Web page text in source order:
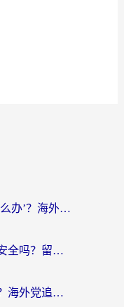
‘蜻蜓所在地区暂时无版权怎么办’？海外党看国内内容、办国内事的实用指南
搜狐视频会员在国外能用吗安全吗？留学生亲测有效的回国观影解决方案
相思蛊国外地区限制怎么看？海外党追剧听歌的终极解决方案